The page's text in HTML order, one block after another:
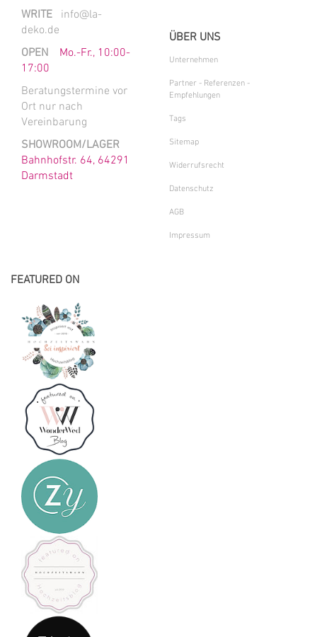
WRITE info@la-
deko.de
OPEN Mo.-Fr., 10:00-
17:00
Beratungstermine vor
Ort nur nach
Vereinbarung
SHOWROOM/LAGER
Bahnhofstr. 64, 64291
Darmstadt
ÜBER UNS
Unternehmen
Partner - Referenzen -
Empfehlungen
Tags
Sitemap
Widerrufsrecht
Datenschutz
AGB
Impressum
FEATURED ON